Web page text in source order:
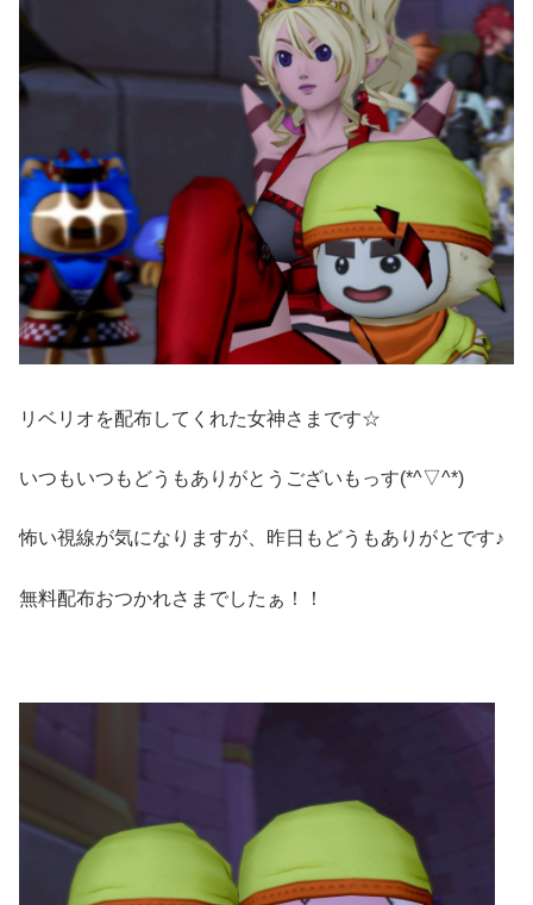
リベリオを配布してくれた女神さまです☆
いつもいつもどうもありがとうございもっす(*^▽^*)ゞ
怖い視線が気になりますが、昨日もどうもありがとです♪
無料配布おつかれさまでしたぁ！！